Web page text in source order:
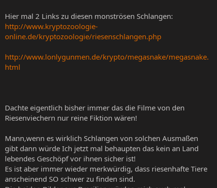
Größe dieser riesigen Schlange auf etwa 14 bis 16
Meter länge. Als die Photos entwickelt waren, legte er
diese verschiedenen Zoologen vor, welche auf etwa die
selbe Größe der Schlange kamen, doch leider gab es
Existenz einer solch gewaltigen Schlange im Herzen
Hier mal 2 Links zu diesen monströsen Schlangen:
http://www.kryptozoologie-
online.de/kryptozoologie/riesenschlangen.php
http://www.lonlygunmen.de/krypto/megasnake/megasnake.
html
Dachte eigentlich bisher immer das die Filme von den
Riesenviechern nur reine Fiktion wären!
Mann,wenn es wirklich Schlangen von solchen Ausmaßen
gibt dann würde Ich jetzt mal behaupten das kein an Land
lebendes Geschöpf vor ihnen sicher ist!
Es ist aber immer wieder merkwürdig, dass riesenhafte Tiere
anscheinend SO schwer zu finden sind.